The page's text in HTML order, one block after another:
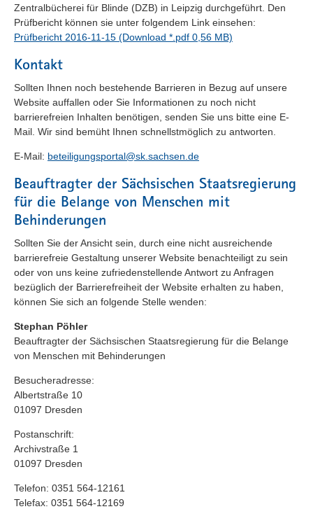
Zentralbücherei für Blinde (DZB) in Leipzig durchgeführt. Den
Prüfbericht können sie unter folgendem Link einsehen:
Prüfbericht 2016-11-15 (Download *.pdf 0,56 MB)
Kontakt
Sollten Ihnen noch bestehende Barrieren in Bezug auf unsere
Website auffallen oder Sie Informationen zu noch nicht
barrierefreien Inhalten benötigen, senden Sie uns bitte eine E-
Mail. Wir sind bemüht Ihnen schnellstmöglich zu antworten.
E-Mail: beteiligungsportal@sk.sachsen.de
Beauftragter der Sächsischen Staatsregierung
für die Belange von Menschen mit
Behinderungen
Sollten Sie der Ansicht sein, durch eine nicht ausreichende
barrierefreie Gestaltung unserer Website benachteiligt zu sein
oder von uns keine zufriedenstellende Antwort zu Anfragen
bezüglich der Barrierefreiheit der Website erhalten zu haben,
können Sie sich an folgende Stelle wenden:
Stephan Pöhler
Beauftragter der Sächsischen Staatsregierung für die Belange
von Menschen mit Behinderungen
Besucheradresse:
Albertstraße 10
01097 Dresden
Postanschrift:
Archivstraße 1
01097 Dresden
Telefon: 0351 564-12161
Telefax: 0351 564-12169